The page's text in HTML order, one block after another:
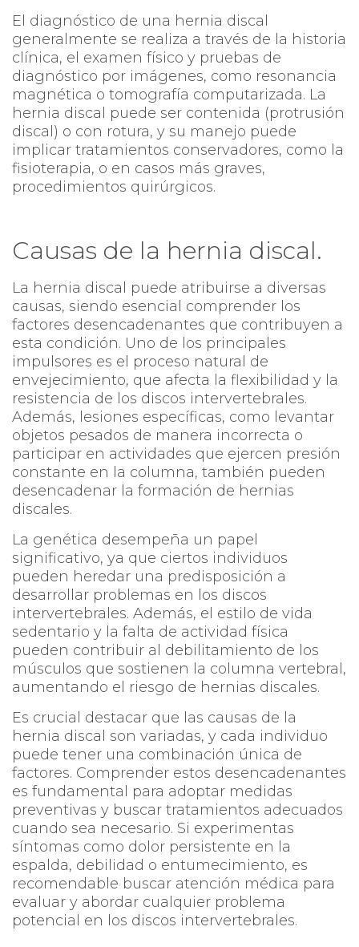
El diagnóstico de una hernia discal
generalmente se realiza a través de la historia
clínica, el examen físico y pruebas de
diagnóstico por imágenes, como resonancia
magnética o tomografía computarizada. La
hernia discal puede ser contenida (protrusión
discal) o con rotura, y su manejo puede
implicar tratamientos conservadores, como la
fisioterapia, o en casos más graves,
procedimientos quirúrgicos.
Causas de la hernia discal.
La hernia discal puede atribuirse a diversas
causas, siendo esencial comprender los
factores desencadenantes que contribuyen a
esta condición. Uno de los principales
impulsores es el proceso natural de
envejecimiento, que afecta la flexibilidad y la
resistencia de los discos intervertebrales.
Además, lesiones específicas, como levantar
objetos pesados de manera incorrecta o
participar en actividades que ejercen presión
constante en la columna, también pueden
desencadenar la formación de hernias
discales.
La genética desempeña un papel
significativo, ya que ciertos individuos
pueden heredar una predisposición a
desarrollar problemas en los discos
intervertebrales. Además, el estilo de vida
sedentario y la falta de actividad física
pueden contribuir al debilitamiento de los
músculos que sostienen la columna vertebral,
aumentando el riesgo de hernias discales.
Es crucial destacar que las causas de la
hernia discal son variadas, y cada individuo
puede tener una combinación única de
factores. Comprender estos desencadenantes
es fundamental para adoptar medidas
preventivas y buscar tratamientos adecuados
cuando sea necesario. Si experimentas
síntomas como dolor persistente en la
espalda, debilidad o entumecimiento, es
recomendable buscar atención médica para
evaluar y abordar cualquier problema
potencial en los discos intervertebrales.